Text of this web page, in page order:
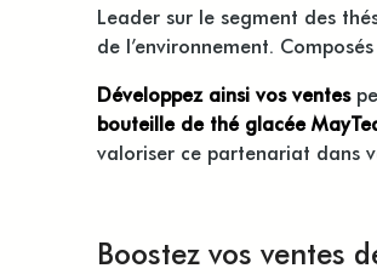
Leader sur le segment des
de l’environnement.
Développez ainsi vos ventes
bouteille de thé glacée
valoriser ce partenariat dans
Boostez vos ventes